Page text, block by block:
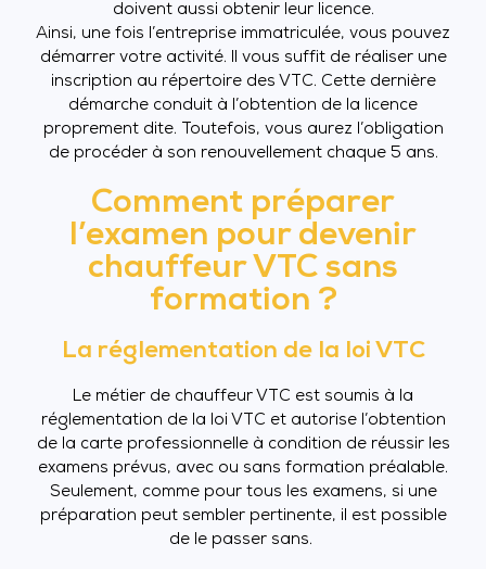
doivent aussi obtenir leur licence.
Ainsi, une fois l’entreprise immatriculée, vous pouvez
démarrer votre activité. Il vous suffit de réaliser une
inscription au répertoire des VTC. Cette dernière
démarche conduit à l’obtention de la licence
proprement dite. Toutefois, vous aurez l’obligation
de procéder à son renouvellement chaque 5 ans.
Comment préparer
l’examen pour devenir
chauffeur VTC sans
formation ?
La réglementation de la loi VTC
Le métier de chauffeur VTC est soumis à la
réglementation de la loi VTC et autorise l’obtention
de la carte professionnelle à condition de réussir les
examens prévus, avec ou sans formation préalable.
Seulement, comme pour tous les examens, si une
préparation peut sembler pertinente, il est possible
de le passer sans.